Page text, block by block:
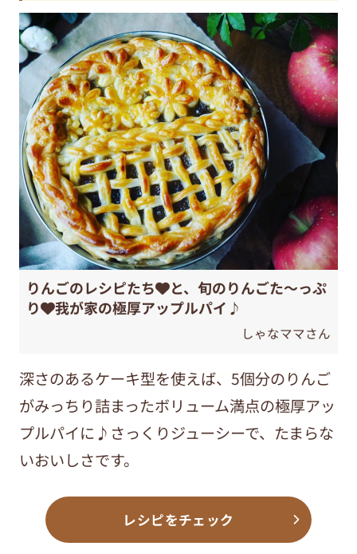
りんごのレシピたち❤️と、旬のりんごた～っぷ
り❤️我が家の極厚アップルパイ♪
しゃなママさん
深さのあるケーキ型を使えば、5個分のりんご
がみっちり詰まったボリューム満点の極厚アッ
プルパイに♪さっくりジューシーで、たまらな
いおいしさです。
レシピをチェック